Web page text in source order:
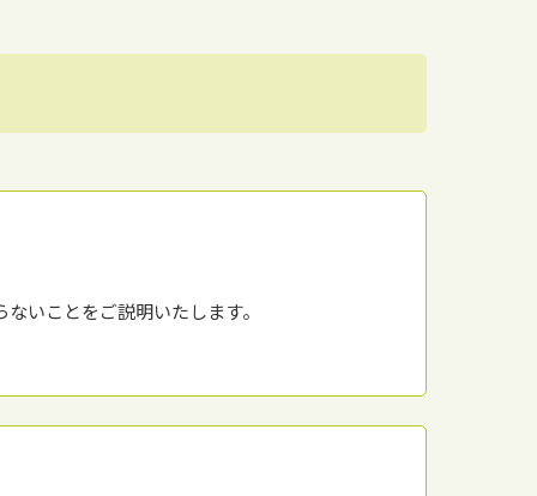
いことをご説明いたします。